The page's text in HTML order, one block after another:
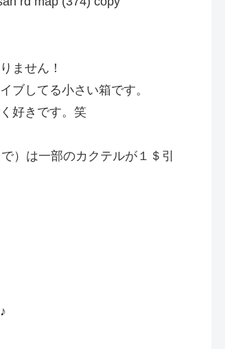
ません！
ブしてる小さい箱です。
好きです。笑
）は一部のカクテルが１＄引